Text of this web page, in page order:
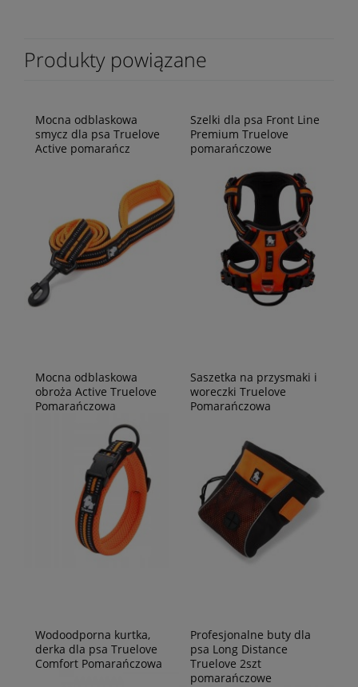
Produkty powiązane
Mocna odblaskowa
smycz dla psa Truelove
Active pomarańcz
Szelki dla psa Front Line
Premium Truelove
pomarańczowe
Mocna odblaskowa
obroża Active Truelove
Pomarańczowa
Saszetka na przysmaki i
woreczki Truelove
Pomarańczowa
Wodoodporna kurtka,
derka dla psa Truelove
Comfort Pomarańczowa
Profesjonalne buty dla
psa Long Distance
Truelove 2szt
pomarańczowe